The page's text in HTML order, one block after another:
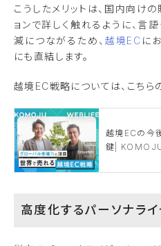
こうしたメリットは、国内向け
ョンで詳しく触れるように、言
減につながるため、 越境EC に
にも直結します。
越境EC戦略については、こちら
越境ECの今
鍵|
高度化するパーソナライ